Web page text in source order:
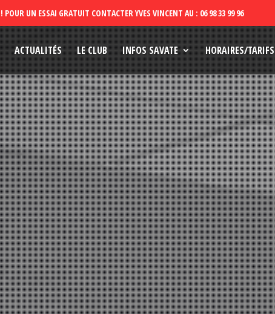
ACTUALITÉS LE CLUB INFOS SAVATE HORAIRES/TARIFS